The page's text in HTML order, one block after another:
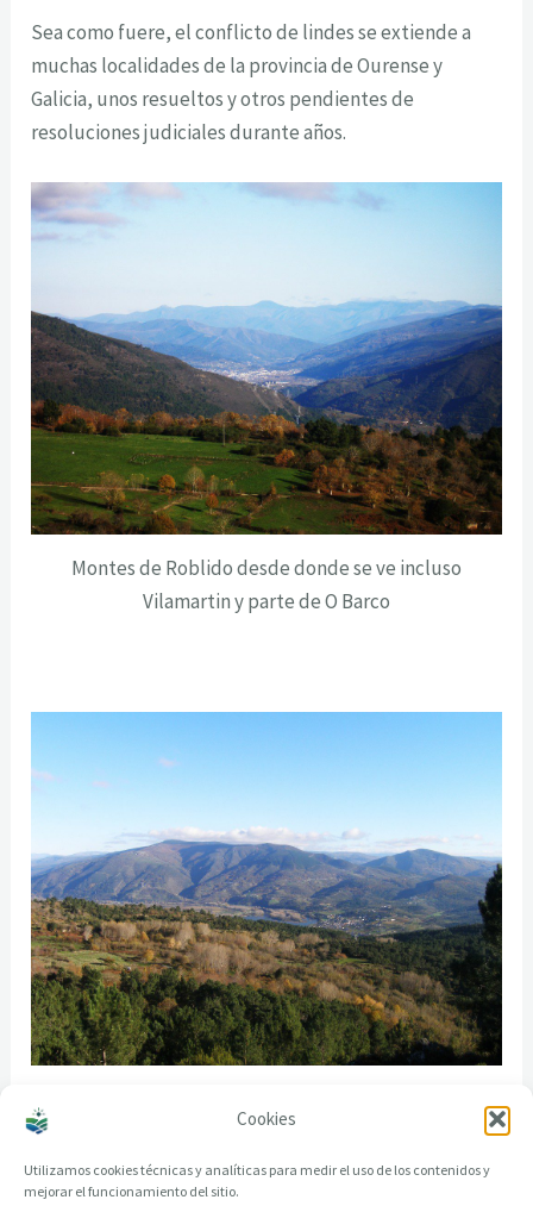
Cookies
Utilizamos cookies técnicas y analíticas para medir el uso de los contenidos y
mejorar el funcionamiento del sitio.
Sea como fuere, el conflicto de lindes se extiende a
muchas localidades de la provincia de Ourense y
Galicia, unos resueltos y otros pendientes de
resoluciones judiciales durante años.
Montes de Roblido desde donde se ve incluso
Vilamartin y parte de O Barco
se atisban pueblos de todo el contorno